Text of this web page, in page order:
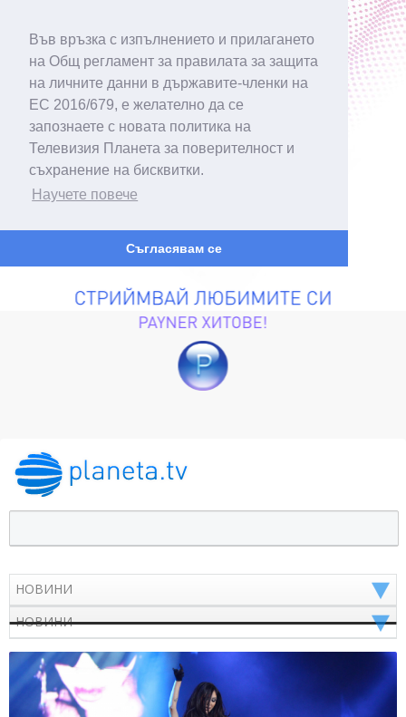
Във връзка с изпълнението и прилагането
на Общ регламент за правилата за защита
на личните данни в държавите-членки на
ЕС 2016/679, е желателно да се
запознаете с новата политика на
Телевизия Планета за поверителност и
съхранение на бисквитки.
Научете повече
Съгласявам се